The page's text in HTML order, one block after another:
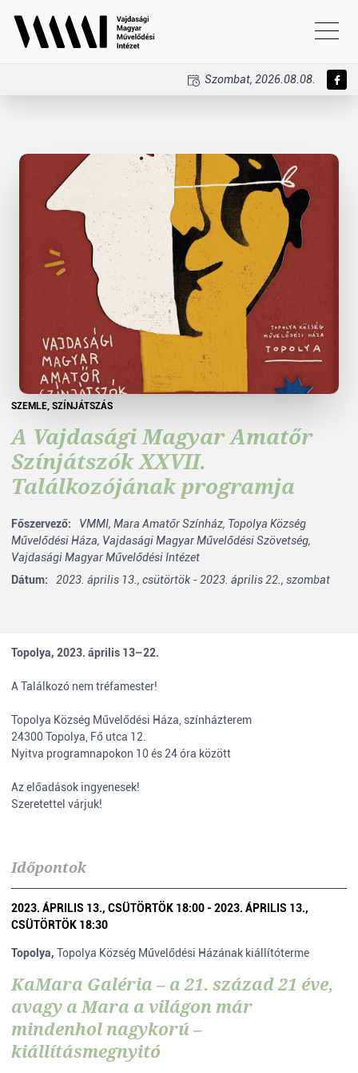
Szombat, 2026.08.08.
SZEMLE, SZÍNJÁTSZÁS
A Vajdasági Magyar Amatőr
Színjátszók XXVII.
Találkozójának programja
Főszervező: VMMI, Mara Amatőr Színház, Topolya Község
Művelődési Háza, Vajdasági Magyar Művelődési Szövetség,
Vajdasági Magyar Művelődési Intézet
Dátum:
2023. április 13., csütörtök - 2023. április 22., szombat
Topolya, 2023. április 13–22.
A Találkozó nem tréfamester!
Topolya Község Művelődési Háza, színházterem
24300 Topolya, Fő utca 12.
Nyitva programnapokon 10 és 24 óra között
Az előadások ingyenesek!
Szeretettel várjuk!
Időpontok
2023. ÁPRILIS 13., CSÜTÖRTÖK 18:00 - 2023. ÁPRILIS 13.,
CSÜTÖRTÖK 18:30
Topolya, Topolya Község Művelődési Házának kiállítóterme
KaMara Galéria – a 21. század 21 éve,
avagy a Mara a világon már
mindenhol nagykorú –
kiállításmegnyitó